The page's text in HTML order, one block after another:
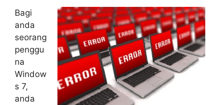
Bagi
anda
seorang
penggu
na
Window
s 7,
anda